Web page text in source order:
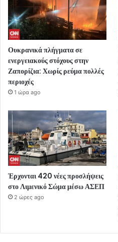
Ουκρανικά πλήγματα σε
ενεργειακούς στόχους στην
Ζαπορίζια: Χωρίς ρεύμα πολλές
περιοχές
1 ώρα ago
Έρχονται 420 νέες προσλήψεις
στο Λιμενικό Σώμα μέσω ΑΣΕΠ
2 ώρες ago